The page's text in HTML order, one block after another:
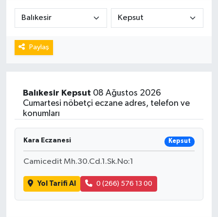
Paylaş
Balıkesir Kepsut 08 Ağustos 2026
Cumartesi nöbetçi eczane adres, telefon ve
konumları
Kara Eczanesi Kepsut
Camicedit Mh.30.Cd.1.Sk.No:1
Yol Tarifi Al 0 (266) 576 13 00
Spor
Turizm
Gazipaşa
Tüm Manşetler
Son Dakika Haberleri